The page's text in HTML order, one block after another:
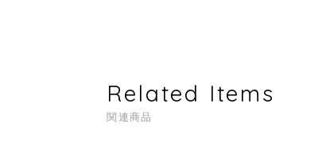
Related Items
関連商品